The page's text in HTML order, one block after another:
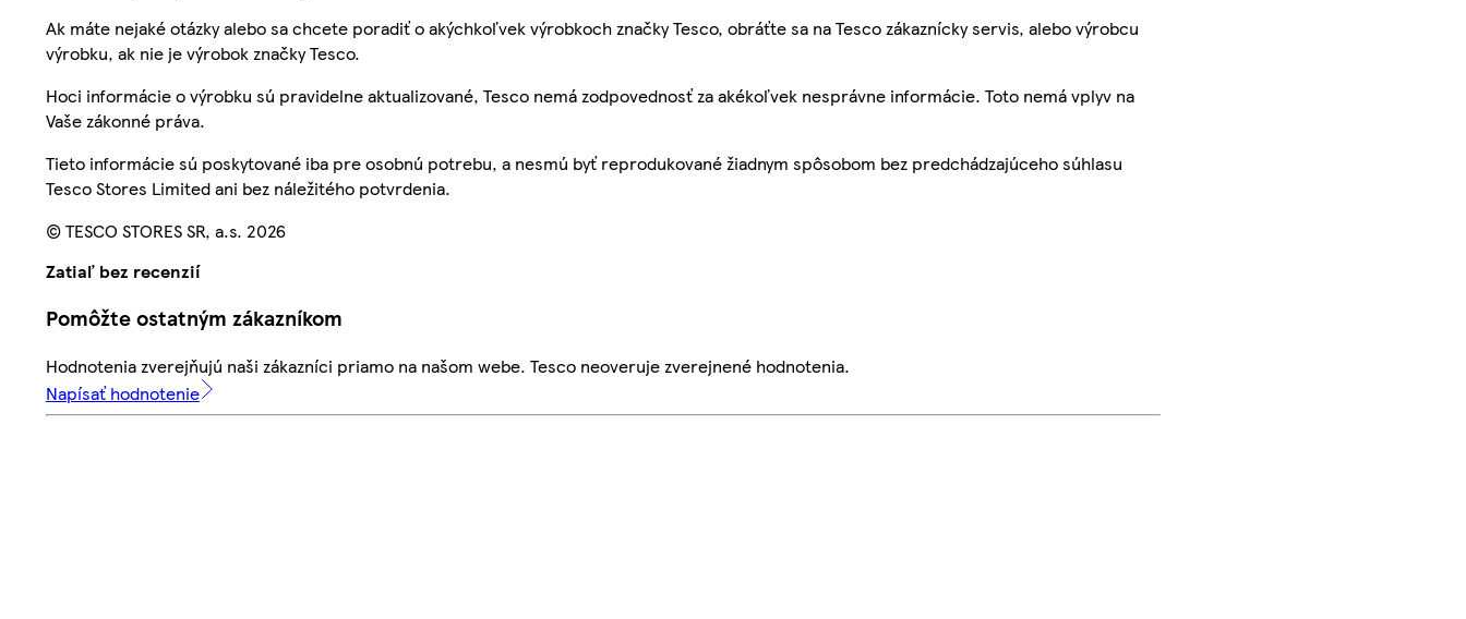
Ak máte nejaké otázky alebo sa chcete poradiť o akýchkoľvek výrobkoch značky Tesco, obráťte sa na Tesco zákaznícky servis, alebo výrobcu
výrobku, ak nie je výrobok značky Tesco.
Hoci informácie o výrobku sú pravidelne aktualizované, Tesco nemá zodpovednosť za akékoľvek nesprávne informácie. Toto nemá vplyv na
Vaše zákonné práva.
Tieto informácie sú poskytované iba pre osobnú potrebu, a nesmú byť reprodukované žiadnym spôsobom bez predchádzajúceho súhlasu
Tesco Stores Limited ani bez náležitého potvrdenia.
© TESCO STORES SR, a.s. 2026
Zatiaľ bez recenzií
Pomôžte ostatným zákazníkom
Hodnotenia zverejňujú naši zákazníci priamo na našom webe. Tesco neoveruje zverejnené hodnotenia.
Napísať hodnotenie